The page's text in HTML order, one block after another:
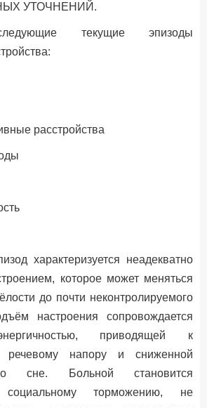
УТОЧНЕНИЙ.
текущие эпизоды
расстройства
характеризуется неадекватно
которое может меняться
до почти неконтролируемого
настроения сопровождается
приводящей к
речевому напору и сниженной
сне. Больной становится
социальному торможению, не